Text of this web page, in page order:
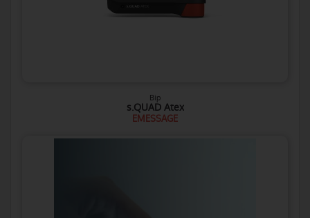
Bip
s.QUAD Atex
EMESSAGE